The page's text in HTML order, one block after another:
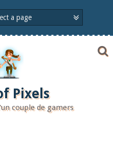
Pixels
couple de gamers